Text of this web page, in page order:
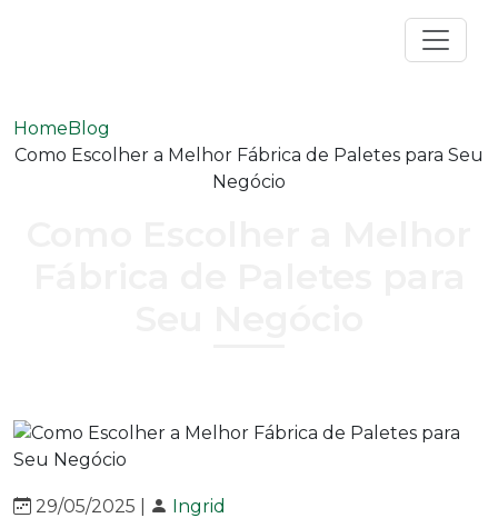
HomeBlog
Como Escolher a Melhor Fábrica de Paletes para Seu
Negócio
29/05/2025 | Ingrid